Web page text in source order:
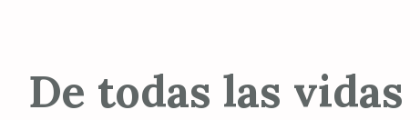
De todas las vidas